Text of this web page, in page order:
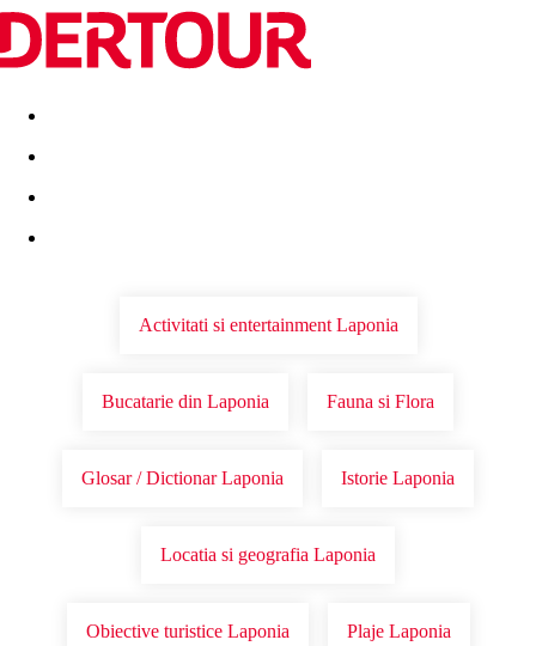
Destinatii Vacanta perfecta OFERTE DE NERATAT
Activitati si entertainment Laponia
Bucatarie din Laponia Fauna si Flora
Glosar / Dictionar Laponia Istorie Laponia
Locatia si geografia Laponia
Obiective turistice Laponia Plaje Laponia